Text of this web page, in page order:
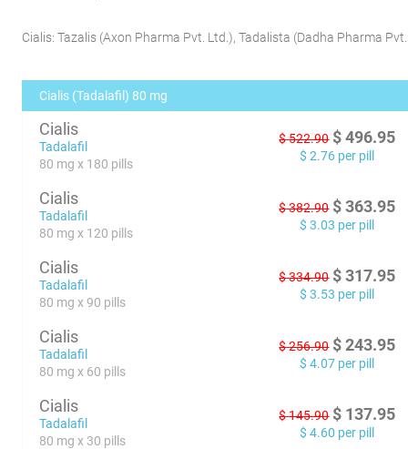
Cialis:Tazalis (Axon Pharma Pvt. Ltd.),Tadalista (Dadha Pharma
Cialis (Tadalafil) 80 mg
Cialis
Tadalafil
80 mg x 180 pills
$522.90 $ 496.95
$ 2.76 per pill
Cialis
Tadalafil
80 mg x 120 pills
$382.90 $ 363.95
$ 3.03 per pill
Cialis
Tadalafil
80 mg x 90 pills
$334.90 $ 317.95
$ 3.53 per pill
Cialis
Tadalafil
80 mg x 60 pills
$256.90 $ 243.95
$ 4.07 per pill
Cialis
Tadalafil
80 mg x 30 pills
$145.90 $ 137.95
$ 4.60 per pill